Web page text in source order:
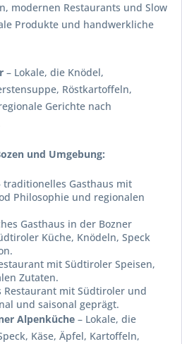
modernen Restaurants und Slow
Produkte und handwerkliche
– Lokale, die Knödel,
Röstkartoffeln,
Gerichte nach
und Umgebung:
traditionelles Gasthaus mit
Philosophie und regionalen
Gasthaus in der Bozner
Küche, Knödeln, Speck
mit Südtiroler Speisen,
Zutaten.
Restaurant mit Südtiroler und
und saisonal geprägt.
Alpenküche – Lokale, die
Käse, Äpfel, Kartoffeln,